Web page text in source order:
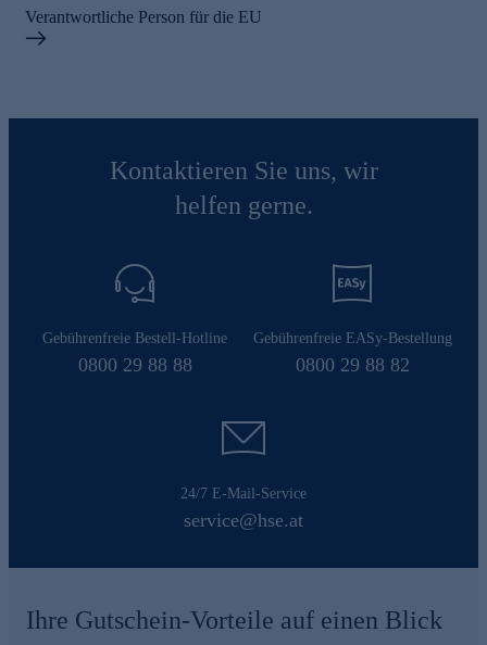
Verantwortliche Person für die EU
Kontaktieren Sie uns, wir
helfen gerne.
Gebührenfreie Bestell-Hotline
0800 29 88 88
Gebührenfreie EASy-Bestellung
0800 29 88 82
24/7 E-Mail-Service
service@hse.at
Ihre Gutschein-Vorteile auf einen Blick